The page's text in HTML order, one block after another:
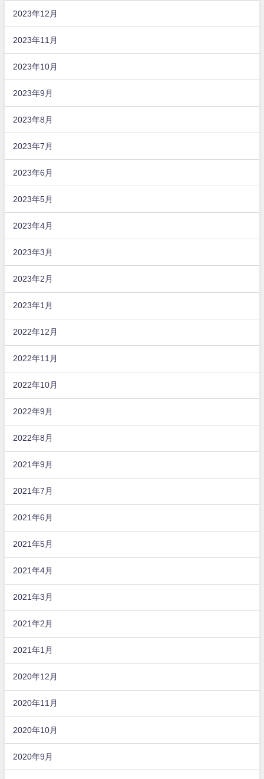
2023年12月
2023年11月
2023年10月
2023年9月
2023年8月
2023年7月
2023年6月
2023年5月
2023年4月
2023年3月
2023年2月
2023年1月
2022年12月
2022年11月
2022年10月
2022年9月
2022年8月
2021年9月
2021年7月
2021年6月
2021年5月
2021年4月
2021年3月
2021年2月
2021年1月
2020年12月
2020年11月
2020年10月
2020年9月